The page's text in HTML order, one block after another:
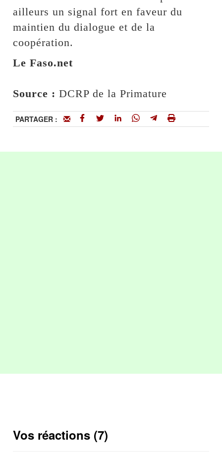
ailleurs un signal fort en faveur du
maintien du dialogue et de la
coopération.
Le Faso.net
Source : DCRP de la Primature
PARTAGER :
Vos réactions (7)